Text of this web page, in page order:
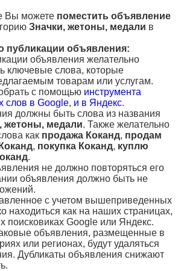
Вы можете поместить объявление
Значки, жетоны, медали в
публикации объявления:
объявления желательно
ключевые слова, которые
товарам или услугам.
с помощью инструмента
слов в Google, и в Яндекс.
должны быть слова из названия
жетоны, медали. Также желательно
как продажа Коканд, продам
, покупка Коканд, куплю
.
не должно повторяться его
объявления должно быть не
с учетом вышеприведенных
находиться как на наших страницах,
поисковиках Google или Яндекс.
объявления, размещенные в
или регионах, будут удаляться
Дубликаты объявления снижают